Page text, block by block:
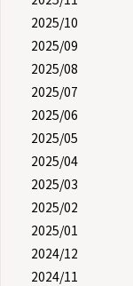
2025/10
2025/09
2025/08
2025/07
2025/06
2025/05
2025/04
2025/03
2025/02
2025/01
2024/12
2024/11